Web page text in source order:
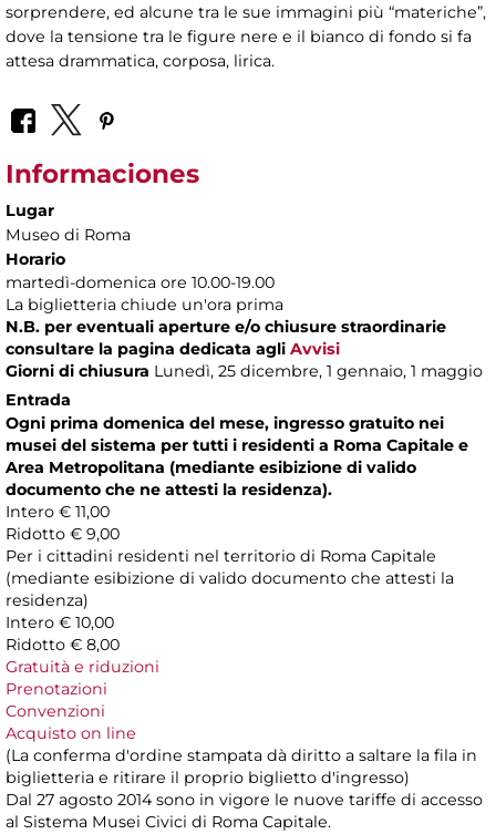
sorprendere, ed alcune tra le sue immagini più “materiche”,
dove la tensione tra le figure nere e il bianco di fondo si fa
attesa drammatica, corposa, lirica.
Informaciones
Lugar
Museo di Roma
Horario
martedì-domenica ore 10.00-19.00
La biglietteria chiude un'ora prima
N.B. per eventuali aperture e/o chiusure straordinarie
consultare la pagina dedicata agli Avvisi
Giorni di chiusura Lunedì, 25 dicembre, 1 gennaio, 1 maggio
Entrada
Ogni prima domenica del mese, ingresso gratuito nei
musei del sistema per tutti i residenti a Roma Capitale e
Area Metropolitana (mediante esibizione di valido
documento che ne attesti la residenza).
Intero € 11,00
Ridotto € 9,00
Per i cittadini residenti nel territorio di Roma Capitale
(mediante esibizione di valido documento che attesti la
residenza)
Intero € 10,00
Ridotto € 8,00
Gratuità e riduzioni
Prenotazioni
Convenzioni
Acquisto on line
(La conferma d'ordine stampata dà diritto a saltare la fila in
biglietteria e ritirare il proprio biglietto d'ingresso)
Dal 27 agosto 2014 sono in vigore le nuove tariffe di accesso
al Sistema Musei Civici di Roma Capitale.